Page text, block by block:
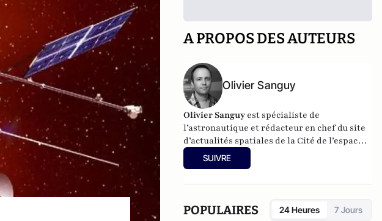
A PROPOS DES AUTEURS
Olivier Sanguy
Olivier Sanguy est spécialiste de
l’astronautique et rédacteur en chef du site
d’actualités spatiales de la Cité de l’espace à
Toulouse.
SUIVRE
POPULAIRES 24 Heures 7 Jours